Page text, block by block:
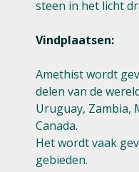
steen in het licht
Vindplaatsen:
Amethist wordt
delen van de
Uruguay, Zambia,
Canada.
Het wordt vaak
gebieden.